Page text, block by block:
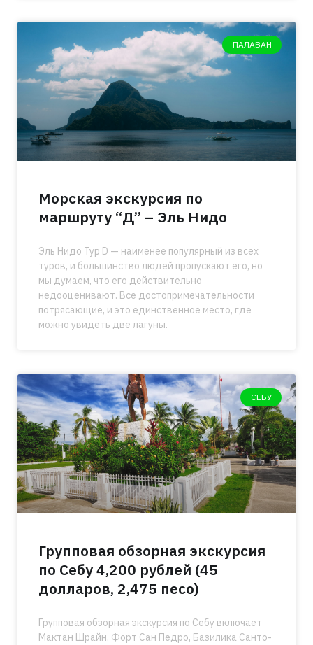
ПАЛАВАН
Морская экскурсия по
маршруту “Д” – Эль Нидо
Эль Нидо Тур D — наименее популярный из всех
туров, и большинство людей пропускают его, но
мы думаем, что его действительно
недооценивают. Все достопримечательности
потрясающие, и это единственное место, где
можно увидеть две лагуны.
СЕБУ
Групповая обзорная экскурсия
по Себу 4,200 рублей (45
долларов, 2,475 песо)
Групповая обзорная экскурсия по Себу включает
Мактан Шрайн, Форт Сан Педро, Базилика Санто-